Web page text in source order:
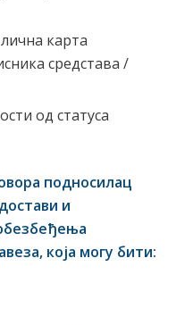
карта
средстава /
од статуса
подносилац
и
која могу бити: